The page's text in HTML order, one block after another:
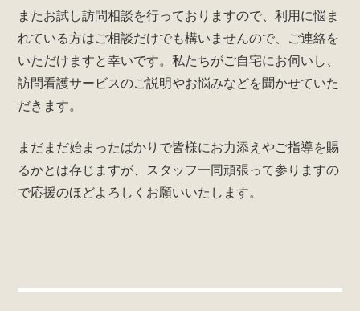
またお試し訪問相談を行っておりますので、利用に悩ま
れている方はご相談だけでも構いませんので、ご連絡を
いただけますと幸いです。私たちがご自宅にお伺いし、
訪問看護サービスのご説明やお悩みなどを聞かせていた
だきます。
まだまだ始まったばかりで皆様にお力添えやご指導を賜
るかとは存じますが、スタッフ一同頑張って参りますの
で応援のほどよろしくお願いいたします。